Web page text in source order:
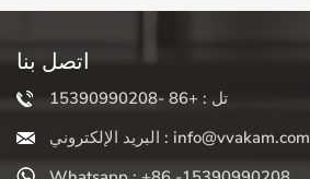
اتصل بنا
تل : +86 -15390990208
البريد الإلكتروني : info@vvakam.com